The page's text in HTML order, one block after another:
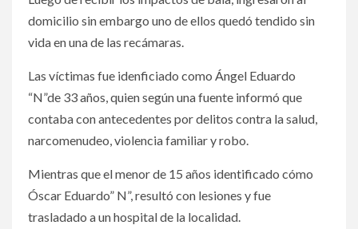
domicilio sin embargo uno de ellos quedó tendido sin
vida en una de las recámaras.
Las víctimas fue idenficiado como Ángel Eduardo
“N”de 33 años, quien según una fuente informó que
contaba con antecedentes por delitos contra la salud,
narcomenudeo, violencia familiar y robo.
Mientras que el menor de 15 años identificado cómo
Óscar Eduardo” N”, resultó con lesiones y fue
trasladado a un hospital de la localidad.